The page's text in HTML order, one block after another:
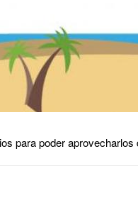
para poder aprovecharlos